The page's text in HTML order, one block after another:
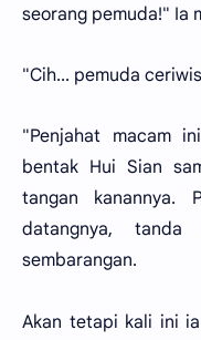
seorang pemuda!" Ia
"Cih... pemuda
"Penjahat macam
bentak Hui Sian
tangan kanannya.
datangnya,
sembarangan.
Akan tetapi kali ini